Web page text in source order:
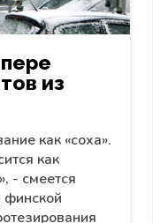
из
как «соха».
как
- смеется
финской